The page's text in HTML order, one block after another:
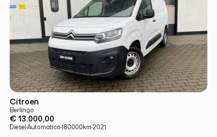
USATO
Citroen
Berlingo
€ 13.000,00
Diesel·Automatico·180000km·2021